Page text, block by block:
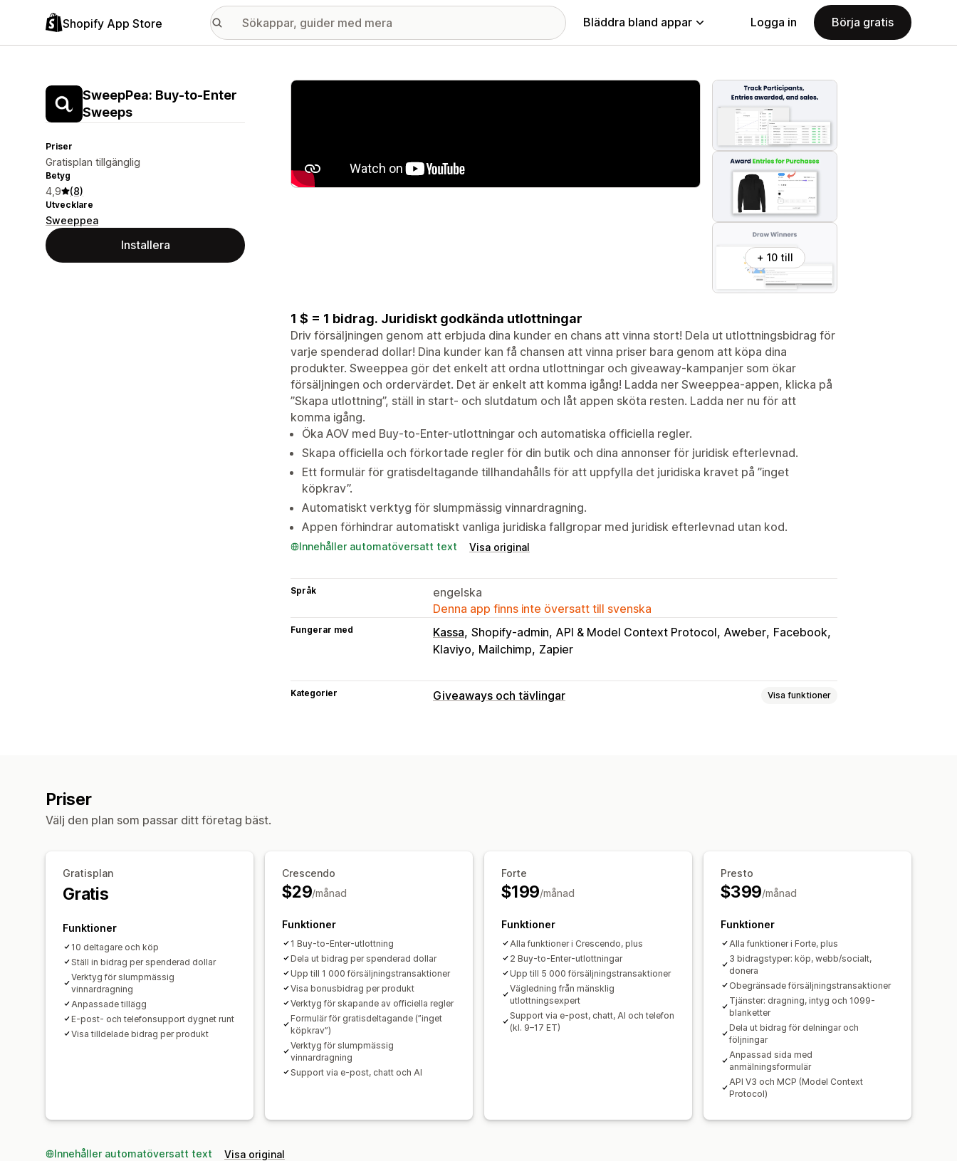
Shopify App Store Bläddra bland appar Logga in Börja gratis
SweepPea: Buy‑to‑Enter
Sweeps
Priser
Gratisplan tillgänglig
Betyg
4,9 (8)
Utvecklare
Sweeppea
Installera
Galleri med utvalda bilder
+ 10 till
1 $ = 1 bidrag. Juridiskt godkända utlottningar
Driv försäljningen genom att erbjuda dina kunder en chans att vinna stort! Dela ut utlottningsbidrag för
varje spenderad dollar! Dina kunder kan få chansen att vinna priser bara genom att köpa dina
produkter. Sweeppea gör det enkelt att ordna utlottningar och giveaway-kampanjer som ökar
försäljningen och ordervärdet. Det är enkelt att komma igång! Ladda ner Sweeppea-appen, klicka på
”Skapa utlottning”, ställ in start- och slutdatum och låt appen sköta resten. Ladda ner nu för att
komma igång.
Öka AOV med Buy-to-Enter-utlottningar och automatiska officiella regler.
Skapa officiella och förkortade regler för din butik och dina annonser för juridisk efterlevnad.
Ett formulär för gratisdeltagande tillhandahålls för att uppfylla det juridiska kravet på ”inget
köpkrav”.
Automatiskt verktyg för slumpmässig vinnardragning.
Appen förhindrar automatiskt vanliga juridiska fallgropar med juridisk efterlevnad utan kod.
Innehåller automatöversatt text Visa original
Språk
engelska
Denna app finns inte översatt till svenska
Fungerar med Kassa Shopify-admin API & Model Context Protocol Aweber Facebook
Klaviyo Mailchimp Zapier
Kategorier Giveaways och tävlingar Visa funktioner
Varumärkeshantering
Widget för digitala skyltfönster
Priser
Välj den plan som passar ditt företag bäst.
Gratisplan
Gratis
Funktioner
10 deltagare och köp
Ställ in bidrag per spenderad dollar
Verktyg för slumpmässig
vinnardragning
Anpassade tillägg
E-post- och telefonsupport dygnet runt
Visa tilldelade bidrag per produkt
Crescendo
$29/månad
Funktioner
1 Buy-to-Enter-utlottning
Dela ut bidrag per spenderad dollar
Upp till 1 000 försäljningstransaktioner
Visa bonusbidrag per produkt
Verktyg för skapande av officiella regler
Formulär för gratisdeltagande (”inget
köpkrav”)
Verktyg för slumpmässig
vinnardragning
Support via e-post, chatt och AI
Forte
$199/månad
Funktioner
Alla funktioner i Crescendo, plus
2 Buy-to-Enter-utlottningar
Upp till 5 000 försäljningstransaktioner
Vägledning från mänsklig
utlottningsexpert
Support via e-post, chatt, AI och telefon
(kl. 9–17 ET)
Presto
$399/månad
Funktioner
Alla funktioner i Forte, plus
3 bidragstyper: köp, webb/socialt,
donera
Obegränsade försäljningstransaktioner
Tjänster: dragning, intyg och 1099-
blanketter
Dela ut bidrag för delningar och
följningar
Anpassad sida med
anmälningsformulär
API V3 och MCP (Model Context
Protocol)
Innehåller automatöversatt text Visa original